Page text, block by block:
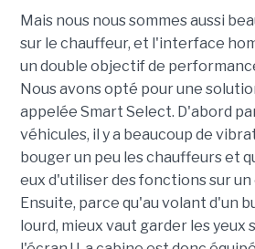
Mais nous nous sommes aussi
sur le chauffeur, et l'interface
un double objectif de
Nous avons opté pour une
appelée Smart Select. D'abord
véhicules, il y a beaucoup de
bouger un peu les chauffeurs et
eux d'utiliser des fonctions sur
Ensuite, parce qu'au volant d'un
lourd, mieux vaut garder les yeux